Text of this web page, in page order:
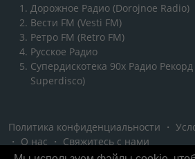
Дорожное Радио (Dorojnoe Radio)
Вести FM (Vesti FM)
Ретро FM (Retro FM)
Русское Радио
Супердискотека 90х Радио
Superdisco)
Политика конфиденциальности ・
・ О нас ・ Свяжитесь с нами